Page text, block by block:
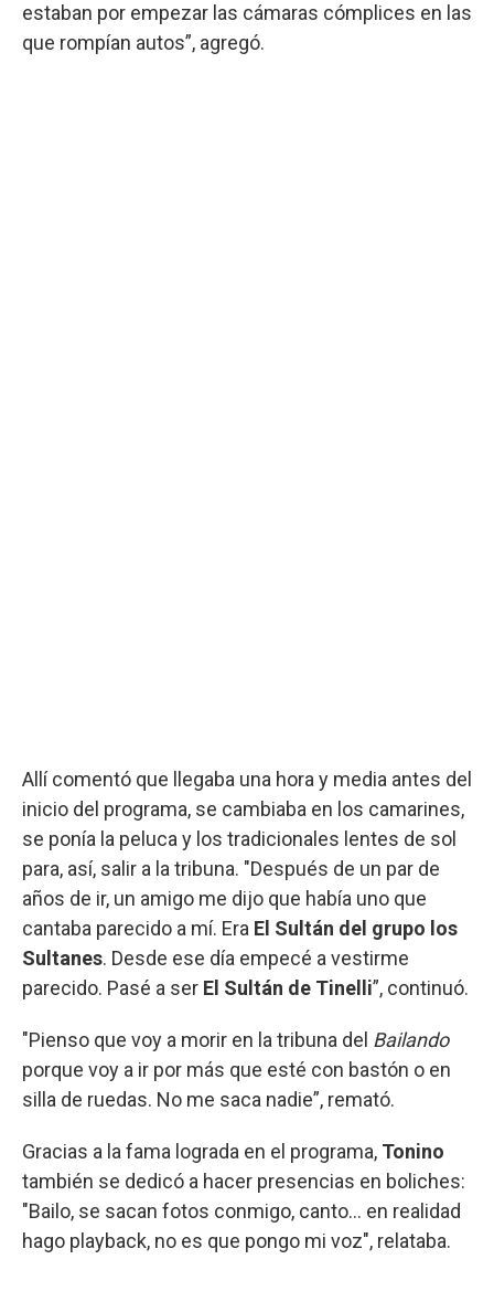
estaban por empezar las cámaras cómplices en las
que rompían autos”, agregó.
Allí comentó que llegaba una hora y media antes del
inicio del programa, se cambiaba en los camarines,
se ponía la peluca y los tradicionales lentes de sol
para, así, salir a la tribuna. "Después de un par de
años de ir, un amigo me dijo que había uno que
cantaba parecido a mí. Era El Sultán del grupo los
Sultanes. Desde ese día empecé a vestirme
parecido. Pasé a ser El Sultán de Tinelli”, continuó.
"Pienso que voy a morir en la tribuna del Bailando
porque voy a ir por más que esté con bastón o en
silla de ruedas. No me saca nadie”, remató.
Gracias a la fama lograda en el programa, Tonino
también se dedicó a hacer presencias en boliches:
"Bailo, se sacan fotos conmigo, canto… en realidad
hago playback, no es que pongo mi voz", relataba.